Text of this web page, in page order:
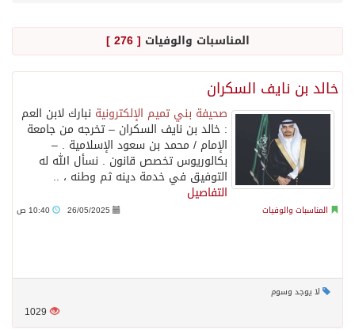
المناسبات والوفيات [ 276 ]
خالد بن نايف السكران
صحيفة بني تميم الإلكترونية نبارك لابن العم
: خالد بن نايف السكران – تخرجه من جامعة
الإمام / محمد بن سعود الإسلامية . –
بكالوريوس تخصص قانون . نسأل الله له
التوفيق في خدمة دينه ثم وطنه ، ..
التفاصيل
المناسبات والوفيات 26/05/2025
لا يوجد وسوم
1029